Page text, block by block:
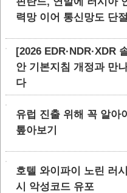
력망 이어 통신망도 단절
[2026 EDR·NDR·XDR
안 기본지침 개정과 만
다
유럽 진출 위해 꼭 알아
톺아보기
호텔 와이파이 노린 러
시 악성코드 유포